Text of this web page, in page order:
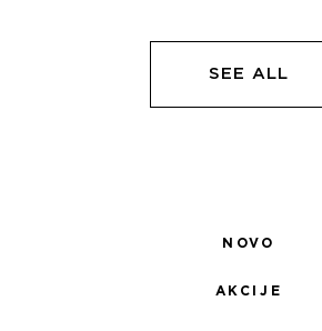
5.100,00 RSD.
SEE ALL
NOVO
AKCIJE